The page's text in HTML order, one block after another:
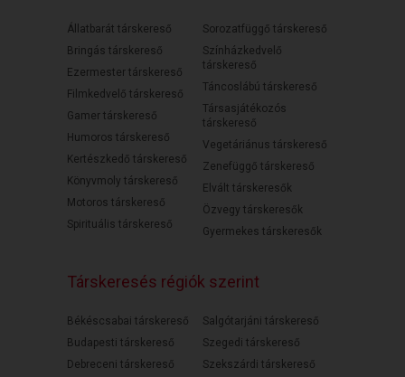
Állatbarát társkereső
Bringás társkereső
Ezermester társkereső
Filmkedvelő társkereső
Gamer társkereső
Humoros társkereső
Kertészkedő társkereső
Könyvmoly társkereső
Motoros társkereső
Spirituális társkereső
Sorozatfüggő társkereső
Színházkedvelő
társkereső
Táncoslábú társkereső
Társasjátékozós
társkereső
Vegetáriánus társkereső
Zenefüggő társkereső
Elvált társkeresők
Özvegy társkeresők
Gyermekes társkeresők
Társkeresés régiók szerint
Békéscsabai társkereső
Budapesti társkereső
Debreceni társkereső
Salgótarjáni társkereső
Szegedi társkereső
Szekszárdi társkereső